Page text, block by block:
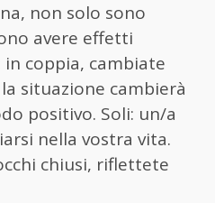
non solo sono
avere effetti
in coppia, cambiate
situazione cambierà
positivo. Soli: un/a
nella vostra vita.
chiusi, riflettete